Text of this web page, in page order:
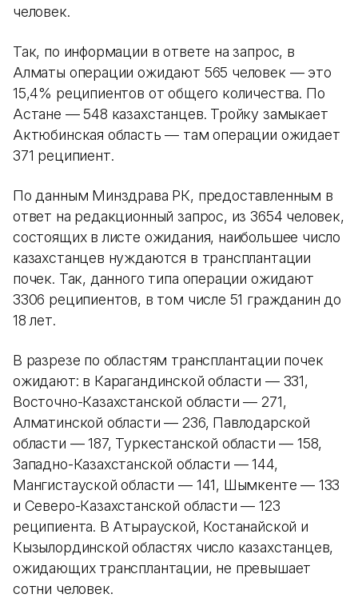
человек.
Так, по информации в ответе на запрос, в
Алматы операции ожидают 565 человек — это
15,4% реципиентов от общего количества. По
Астане — 548 казахстанцев. Тройку замыкает
Актюбинская область — там операции ожидает
371 реципиент.
По данным Минздрава РК, предоставленным в
ответ на редакционный запрос, из 3654 человек,
состоящих в листе ожидания, наибольшее число
казахстанцев нуждаются в трансплантации
почек. Так, данного типа операции ожидают
3306 реципиентов, в том числе 51 гражданин до
18 лет.
В разрезе по областям трансплантации почек
ожидают: в Карагандинской области — 331,
Восточно-Казахстанской области — 271,
Алматинской области — 236, Павлодарской
области — 187, Туркестанской области — 158,
Западно-Казахстанской области — 144,
Мангистауской области — 141, Шымкенте — 133
и Северо-Казахстанской области — 123
реципиента. В Атырауской, Костанайской и
Кызылординской областях число казахстанцев,
ожидающих трансплантации, не превышает
сотни человек.